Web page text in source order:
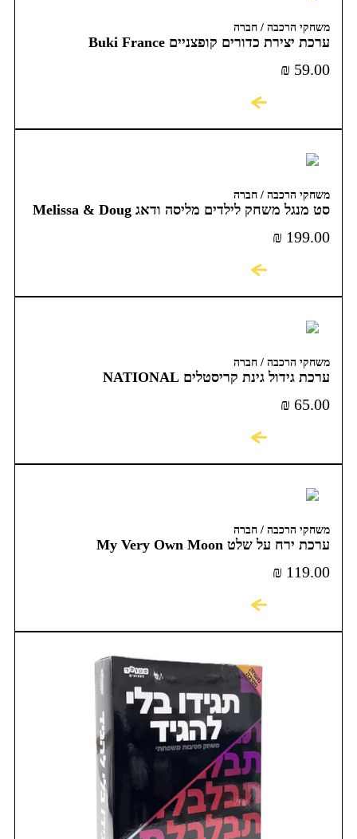
משחקי הרכבה / חברה
ערכת יצירת כדורים קופצניים Buki France
₪ 59.00
משחקי הרכבה / חברה
סט מנגל משחק לילדים מליסה ודאג Melissa & Doug
₪ 199.00
משחקי הרכבה / חברה
ערכת גידול גינת קריסטלים NATIONAL
₪ 65.00
משחקי הרכבה / חברה
ערכת ירח על שלט My Very Own Moon
₪ 119.00